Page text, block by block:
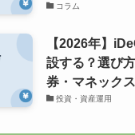
コラム
【2026年】
設する？選び
券・マネック
投資・資産運用